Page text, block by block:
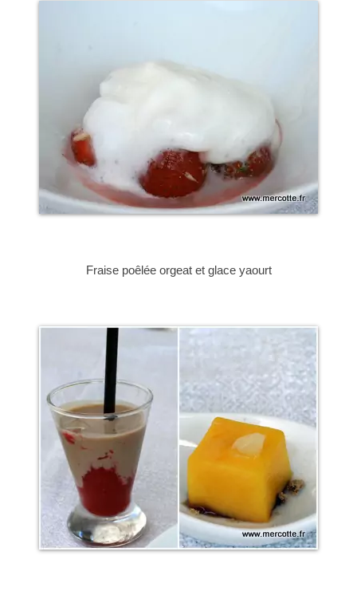
Fraise poêlée orgeat et glace yaourt